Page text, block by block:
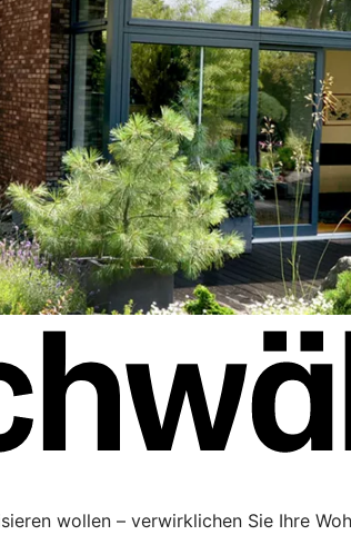
wollen – verwirklichen Sie Ihre